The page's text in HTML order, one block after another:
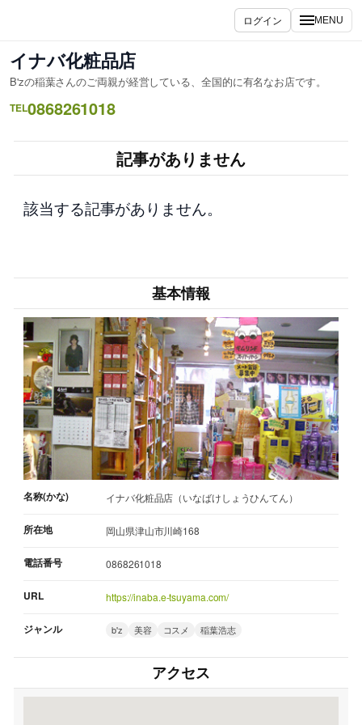
ス
キ
ッ
ログイン MENU
イナバ化粧品店
B'zの稲葉さんのご両親が経営している、全国的に有名なお店です。
TEL0868261018
記事がありません
該当する記事がありません。
基本情報
名称(かな) イナバ化粧品店（いなばけしょうひんてん）
所在地 岡山県津山市川崎168
電話番号 0868261018
URL https://inaba.e-tsuyama.com/
ジャンル b'z 美容 コスメ 稲葉浩志
アクセス